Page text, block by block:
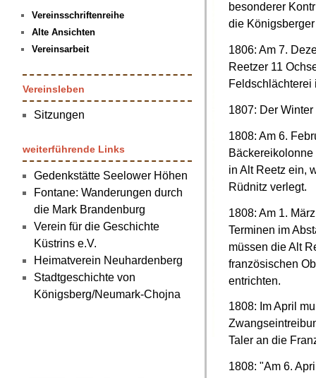
Vereinsschriftenreihe
Alte Ansichten
Vereinsarbeit
Vereinsleben
Sitzungen
weiterführende Links
Gedenkstätte Seelower Höhen
Fontane: Wanderungen durch
die Mark Brandenburg
Verein für die Geschichte
Küstrins e.V.
Heimatverein Neuhardenberg
Stadtgeschichte von
Königsberg/Neumark-Chojna
besonderer
die
1806: Am 7.
Reetzer 11
Feldschlächterei
1807: Der
1808: Am 6.
in Alt Reetz ein,
Rüdnitz verlegt.
1808: Am 1.
Terminen im
müssen die Alt
französischen
entrichten.
1808: Im April
Taler an die
1808: "Am 6.